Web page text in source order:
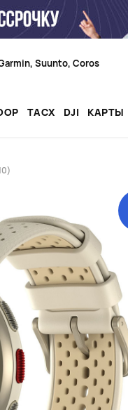
Suunto, Coros
TACX DJI КАРТЫ